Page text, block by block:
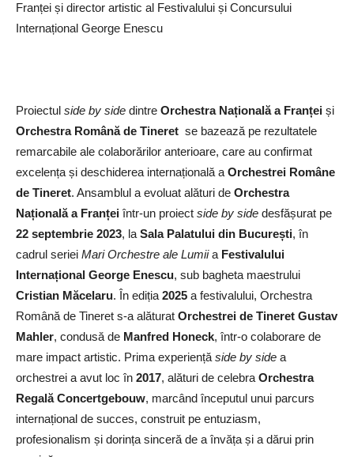
Franței și director artistic al Festivalului și Concursului
Internațional George Enescu
Proiectul side by side dintre Orchestra Națională a Franței și
Orchestra Română de Tineret se bazează pe rezultatele
remarcabile ale colaborărilor anterioare, care au confirmat
excelența și deschiderea internațională a Orchestrei Române
de Tineret. Ansamblul a evoluat alături de Orchestra
Națională a Franței într-un proiect side by side desfășurat pe
22 septembrie 2023, la Sala Palatului din București, în
cadrul seriei Mari Orchestre ale Lumiia Festivalului
Internațional George Enescu, sub bagheta maestrului
Cristian Măcelaru. În ediția 2025 a festivalului, Orchestra
Română de Tineret s-a alăturat Orchestrei de Tineret Gustav
Mahler, condusă de Manfred Honeck, într-o colaborare de
mare impact artistic. Prima experiență side by side a
orchestrei a avut loc în 2017, alături de celebra Orchestra
Regală Concertgebouw, marcând începutul unui parcurs
internațional de succes, construit pe entuziasm,
profesionalism și dorința sinceră de a învăța și a dărui prin